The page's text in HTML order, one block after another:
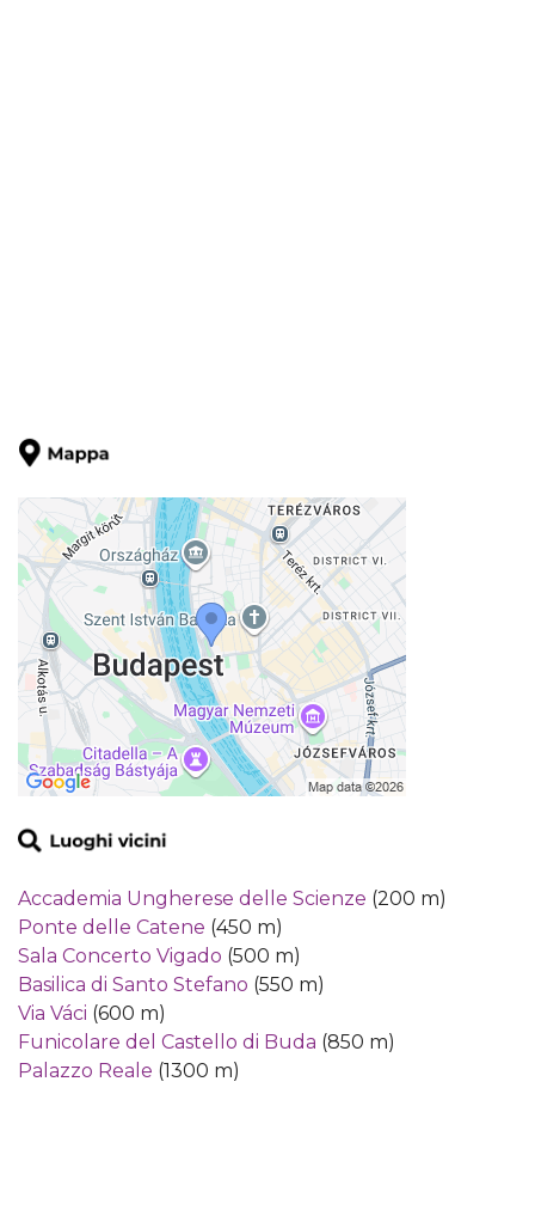
Accademia Ungherese delle Scienze (200 m)
Ponte delle Catene (450 m)
Sala Concerto Vigado (500 m)
Basilica di Santo Stefano (550 m)
Via Váci (600 m)
Funicolare del Castello di Buda (850 m)
Palazzo Reale (1300 m)